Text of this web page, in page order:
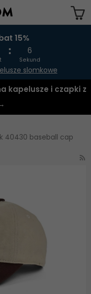
varukorgen
15%
6
Sekund
slomkowe
kapelusze i czapki z
40430 baseball cap